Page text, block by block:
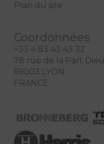
Plan du site
Coordonnées
+33 4 83 43 43 32
78 rue de la Part Dieu
69003 LYON
FRANCE